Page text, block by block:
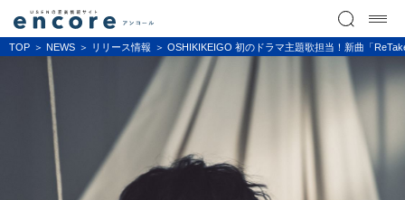
TOP NEWS リリース情報 OSHIKIKEIGO 初のドラマ主題歌担当！新曲「